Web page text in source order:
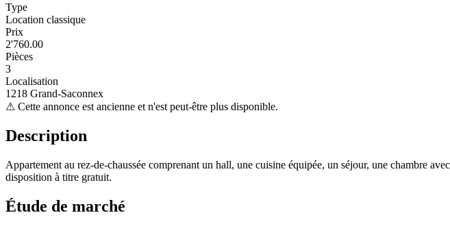
Type
Location classique
Prix
2'760.00
Pièces
3
Localisation
1218 Grand-Saconnex
⚠ Cette annonce est ancienne et n'est peut-être plus disponible.
Description
Appartement au rez-de-chaussée comprenant un hall, une cuisine équipée, un séjour, une chambre
disposition à titre gratuit.
Étude de marché